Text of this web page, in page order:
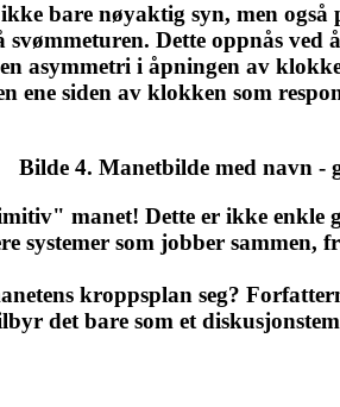
bare nøyaktig syn, men
Dette oppnås ved
asymmetri i åpningen av
ene siden av klokken som
Bilde 4. Manetbilde med navn -
manet! Dette er ikke enkle
systemer som jobber sammen,
kroppsplan seg?
det bare som et